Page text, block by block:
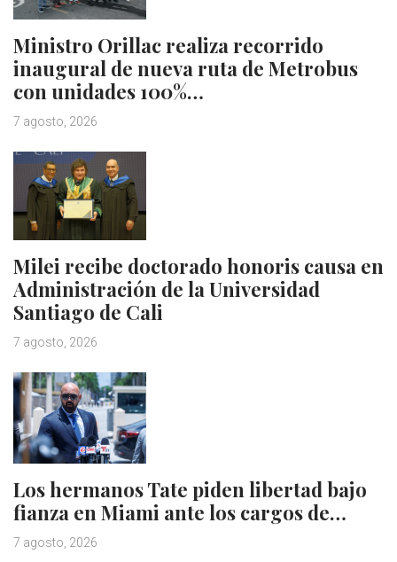
Ministro Orillac realiza recorrido
inaugural de nueva ruta de Metrobus
con unidades 100%…
7 agosto, 2026
Milei recibe doctorado honoris causa en
Administración de la Universidad
Santiago de Cali
7 agosto, 2026
Los hermanos Tate piden libertad bajo
fianza en Miami ante los cargos de…
7 agosto, 2026